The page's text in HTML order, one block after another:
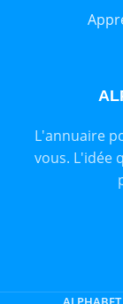
L'annuaire
vous. L'idée